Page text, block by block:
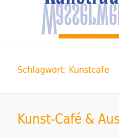
Schlagwort: Kunstcafe
Kunst-Café &